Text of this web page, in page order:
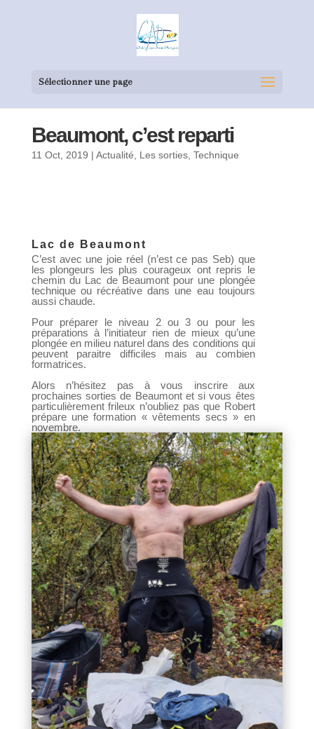
Sélectionner une page
Beaumont, c’est reparti
11 Oct, 2019 | Actualité Les sorties, Technique
Lac de Beaumont
C’est avec une joie réel (n’est ce pas Seb) que
les plongeurs les plus courageux ont repris le
chemin du Lac de Beaumont pour une plongée
technique ou récréative dans une eau toujours
aussi chaude.
Pour préparer le niveau 2 ou 3 ou pour les
préparations à l’initiateur rien de mieux qu’une
plongée en milieu naturel dans des conditions qui
peuvent paraitre difficiles mais au combien
formatrices.
Alors n’hésitez pas à vous inscrire aux
prochaines sorties de Beaumont et si vous êtes
particulièrement frileux n’oubliez pas que Robert
prépare une formation « vêtements secs » en
novembre.